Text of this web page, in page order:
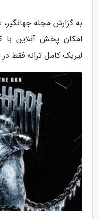
به گزارش مجله
لیریک کامل ترانه فقط